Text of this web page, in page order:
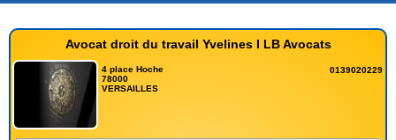
Avocat droit du travail Yvelines I LB Avocats
4 place Hoche
78000
VERSAILLES
0139020229